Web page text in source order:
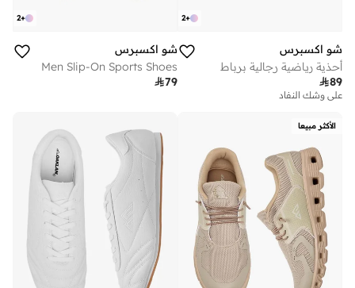
+
2
شو اكسبرس
أحذية رياضية رجالية برباط
89
على وشك النفاد
+
2
شو اكسبرس
Men Slip-On Sports Shoes
79
الأكثر مبيعا